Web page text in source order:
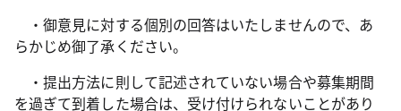
・御意見に対する個別の回答はいたしませんので、あ
らかじめ御了承ください。
・提出方法に則して記述されていない場合や募集期間
を過ぎて到着した場合は、受け付けられないことがあり